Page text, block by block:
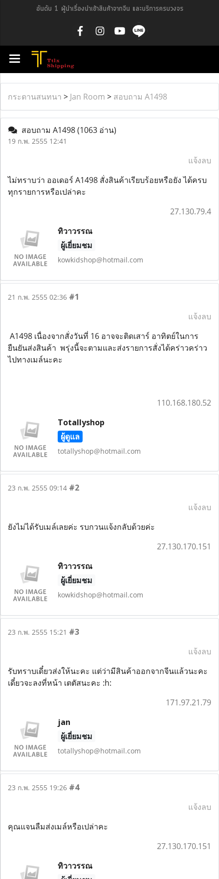
อันดับ 1 ผู้นำเรื่องนำเข้าสินค้าจากจีน และบริการครบวงจร
กระดานสนทนา > Jan Room > สอบถาม A1498
สอบถาม A1498(1063 อ่าน)
19 ก.พ. 2555 12:41
แจ้งลบ
ไม่ทราบว่า ออเดอร์ A1498 สั่งสินค้าเรียบร้อยหรือยัง ได้ครบ
ทุกรายการหรือเปล่าคะ
27.130.79.4
ทิวาวรรณ
ผู้เยี่ยมชม
kowkidshop@hotmail.com
21 ก.พ. 2555 02:36 #1
แจ้งลบ
A1498 เนื่องจากสั่งวันที่ 16 อาจจะติดเสาร์ อาทิตย์ในการ
ยืนยันส่งสินค้า พรุ่งนี้จะตามและส่งรายการสั่งได้คร่าวคร่าว
ไปทางเมล์นะคะ
110.168.180.52
Totallyshop
ผู้ดูแล
totallyshop@hotmail.com
23 ก.พ. 2555 09:14 #2
แจ้งลบ
ยังไม่ได้รับเมล์เลยค่ะ รบกวนแจ้งกลับด้วยค่ะ
27.130.170.151
ทิวาวรรณ
ผู้เยี่ยมชม
kowkidshop@hotmail.com
23 ก.พ. 2555 15:21 #3
แจ้งลบ
รับทราบเดี๋ยวส่งให้นะคะ แต่ว่ามีสินค้าออกจากจีนแล้วนะคะ
เดี๋ยวจะลงที่หน้า เตตัสนะคะ :h:
171.97.21.79
jan
ผู้เยี่ยมชม
totallyshop@hotmail.com
23 ก.พ. 2555 19:26 #4
แจ้งลบ
คุณแจนลืมส่งเมล์หรือเปล่าคะ
27.130.170.151
ทิวาวรรณ